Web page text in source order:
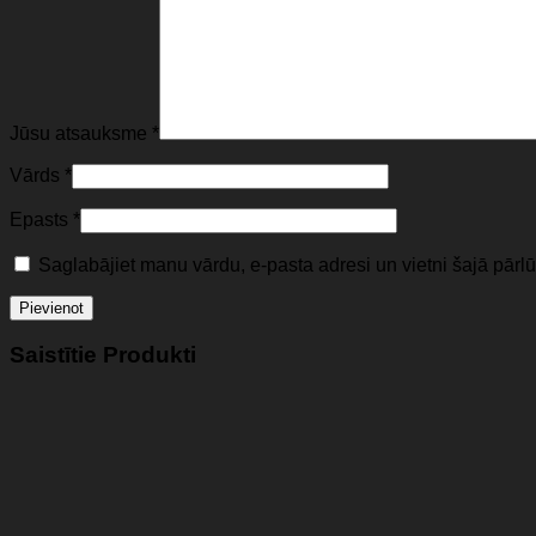
Jūsu atsauksme *
Vārds *
Epasts *
Saglabājiet manu vārdu, e-pasta adresi un vietni šajā
Saistītie Produkti